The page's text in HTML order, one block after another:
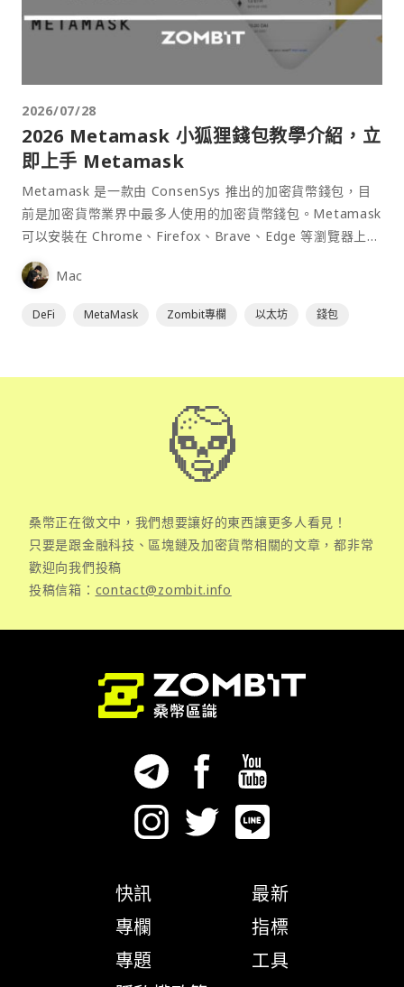
2026/07/28
2026 Metamask 小狐狸錢包教學介紹，立
即上手 Metamask
Metamask 是一款由 ConsenSys 推出的加密貨幣錢包，目
前是加密貨幣業界中最多人使用的加密貨幣錢包。Metamask
可以安裝在 Chrome、Firefox、Brave、Edge 等瀏覽器上作
為插件使用，具備許多功能且使用上非常方便。
Mac
DeFi MetaMask Zombit專欄 以太坊 錢包
桑幣正在徵文中，我們想要讓好的東西讓更多人看見！
只要是跟金融科技、區塊鏈及加密貨幣相關的文章，都非常
歡迎向我們投稿
投稿信箱： contact@zombit.info
快訊
專欄
專題
最新
指標
工具